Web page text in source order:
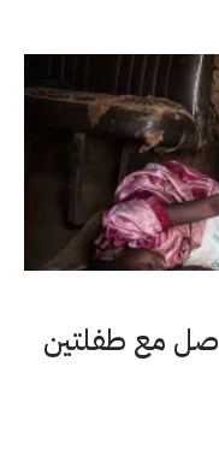
مع طفلتين